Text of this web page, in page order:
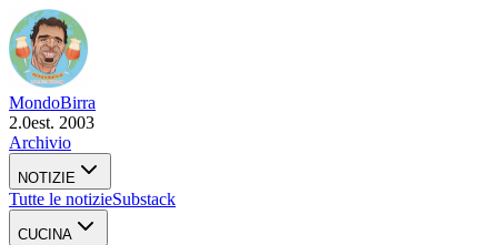
MondoBirra
2.0est. 2003
Archivio
NOTIZIE
Tutte le notizieSubstack
CUCINA